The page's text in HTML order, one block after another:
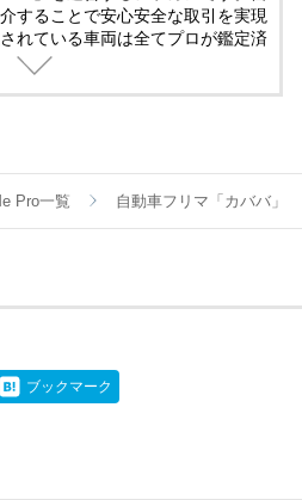
することで安心安全な取引を実現
れている車両は全てプロが鑑定済
Pro一覧 自動車フリマ「カババ」
ブックマーク